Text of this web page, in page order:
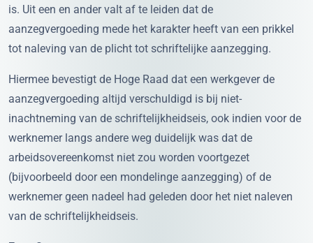
is. Uit een en ander valt af te leiden dat de
aanzegvergoeding mede het karakter heeft van een prikkel
tot naleving van de plicht tot schriftelijke aanzegging.
Hiermee bevestigt de Hoge Raad dat een werkgever de
aanzegvergoeding altijd verschuldigd is bij niet-
inachtneming van de schriftelijkheidseis, ook indien voor de
werknemer langs andere weg duidelijk was dat de
arbeidsovereenkomst niet zou worden voortgezet
(bijvoorbeeld door een mondelinge aanzegging) of de
werknemer geen nadeel had geleden door het niet naleven
van de schriftelijkheidseis.